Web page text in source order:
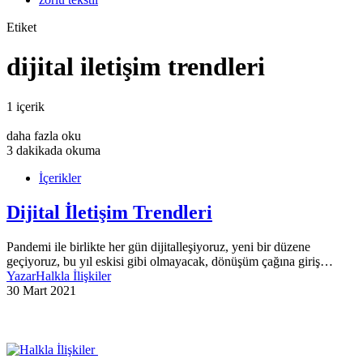
Etiket
dijital iletişim trendleri
1 içerik
daha fazla oku
3 dakikada okuma
İçerikler
Dijital İletişim Trendleri
Pandemi ile birlikte her gün dijitalleşiyoruz, yeni bir düzene
geçiyoruz, bu yıl eskisi gibi olmayacak, dönüşüm çağına giriş…
YazarHalkla İlişkiler
30 Mart 2021